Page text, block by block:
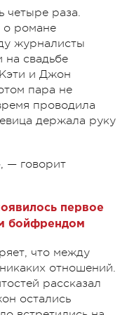
четыре раза.
о романе
журналисты
на свадьбе
и Джон
пара не
проводила
держала руку
— говорит
первое
бойфрендом
что между
отношений.
рассказал
остались